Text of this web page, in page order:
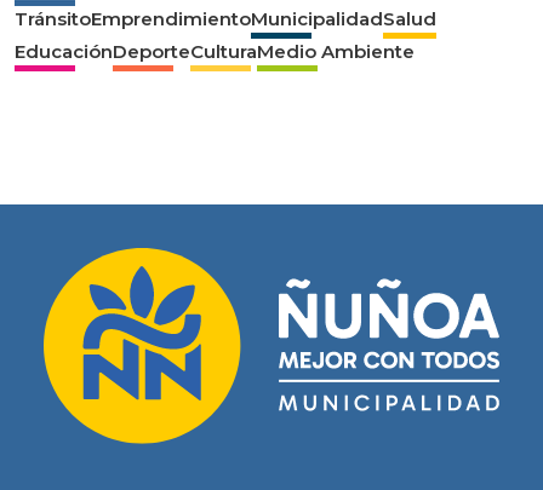
TránsitoEmprendimientoMunicipalidadSalud
EducaciónDeporteCulturaMedio Ambiente